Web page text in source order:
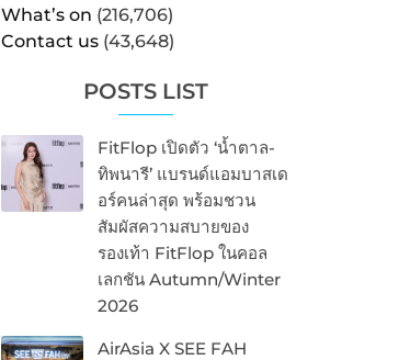
What’s on (216,706)
Contact us (43,648)
POSTS LIST
FitFlop เปิดตัว ‘น้ำตาล-
ทิพนารี’ แบรนด์แอมบาสเด
อร์คนล่าสุด พร้อมชวน
สัมผัสความสบายของ
รองเท้า FitFlop ในคอล
เลกชัน Autumn/Winter
2026
AirAsia X SEE FAH